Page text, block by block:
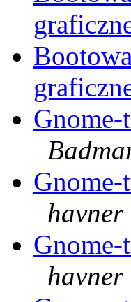
havner
havner